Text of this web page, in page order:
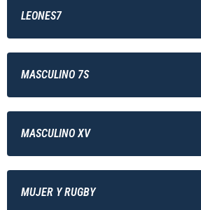
LEONES7
MASCULINO 7S
MASCULINO XV
MUJER Y RUGBY